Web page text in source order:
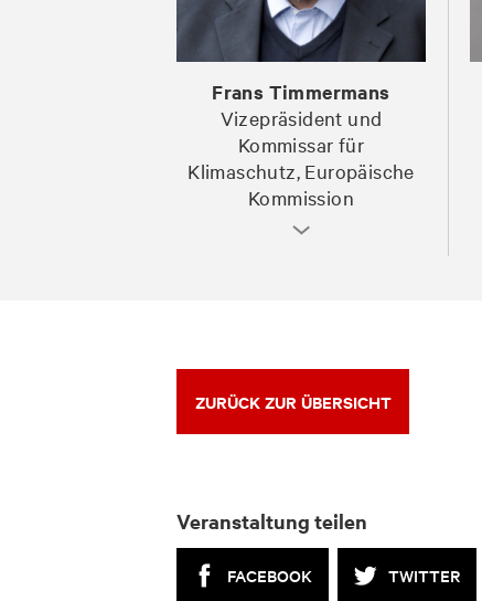
Frans Timmermans
Vizepräsident und
Kommissar für
Klimaschutz, Europäische
Kommission
ZURÜCK ZUR ÜBERSICHT
Veranstaltung teilen
FACEBOOK TWITTER